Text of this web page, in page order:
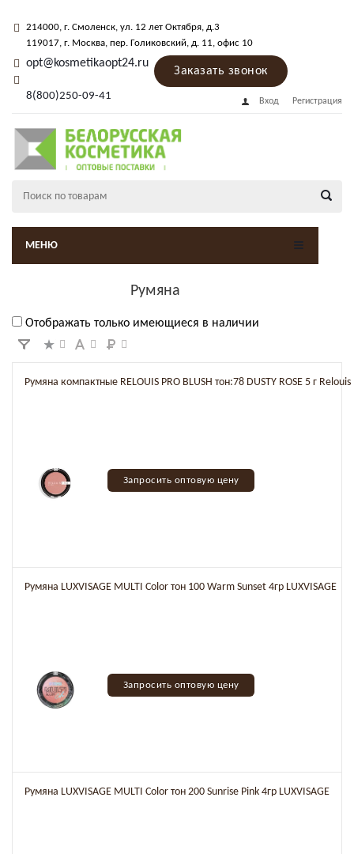
214000, г. Смоленск, ул. 12 лет Октября, д.3
119017, г. Москва, пер. Голиковский, д. 11, офис 10
opt@kosmetikaopt24.ru
8(800)250-09-41
Заказать звонок
Вход Регистрация
МЕНЮ
Румяна
Отображать только имеющиеся в наличии
Румяна компактные RELOUIS PRO BLUSH тон:78 DUSTY ROSE 5 г Relouis
Запросить оптовую цену
Румяна LUXVISAGE MULTI Color тон 100 Warm Sunset 4гр LUXVISAGE
Запросить оптовую цену
Румяна LUXVISAGE MULTI Color тон 200 Sunrise Pink 4гр LUXVISAGE